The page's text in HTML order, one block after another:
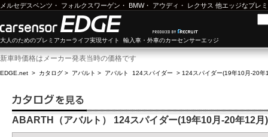
メルセデスベンツ ・ フォルクスワーゲン ・ BMW・ アウディ ・ レクサス 他エッジなプレ
大人のためのプレミアカーライフ実現サイト 輸入車・外車のカーセンサーエッジ
新車時価格はメーカー発表当時の価格です
EDGE.net > カタログ > アバルト > アバルト 124スパイダー > 124スパイダー(19年10月-20年
ABARTH（アバルト） 124スパイダー(19年10月-20年12月)